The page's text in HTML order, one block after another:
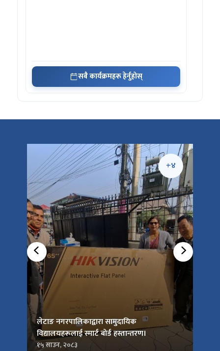
सबै कार्यक्रमहरू हेर्नुहोस्
+४
लेटाङ नगरपालिकाद्वारा सामुदायिक
विद्यालयहरूलाई स्मार्ट बोर्ड हस्तान्तरण।
१५ साउन, २०८३